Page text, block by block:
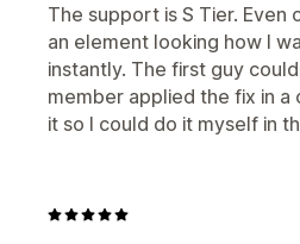
The support is S Tier.
an element looking how I
instantly. The first guy
member applied the fix in
it so I could do it myself in